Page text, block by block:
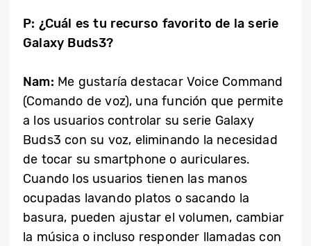
P: ¿Cuál es tu recurso favorito de la serie
Galaxy Buds3?
Nam: Me gustaría destacar Voice Command
(Comando de voz), una función que permite
a los usuarios controlar su serie Galaxy
Buds3 con su voz, eliminando la necesidad
de tocar su smartphone o auriculares.
Cuando los usuarios tienen las manos
ocupadas lavando platos o sacando la
basura, pueden ajustar el volumen, cambiar
la música o incluso responder llamadas con